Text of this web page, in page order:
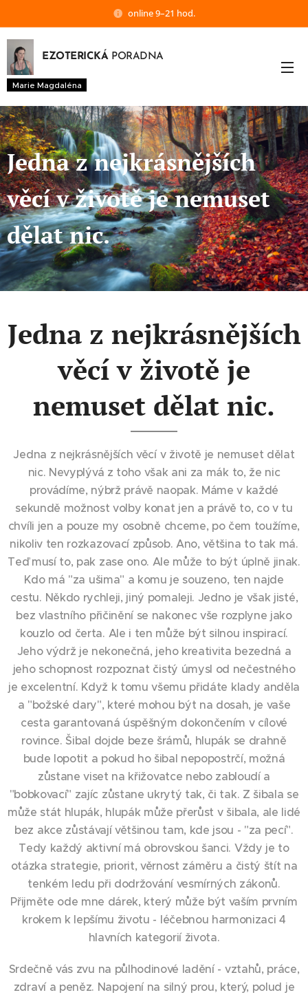
online 9–21 hod.
EZOTERICKÁPORADNA
Marie Magdaléna
Jedna z nejkrásnějších
věcí v životě je nemuset
dělat nic.
Jedna z nejkrásnějších
věcí v životě je
nemuset dělat nic.
Jedna z nejkrásnějších věcí v životě je nemuset dělat
nic. Nevyplývá z toho však ani za mák to, že nic
provádíme, nýbrž právě naopak. Máme v každé
sekundě možnost volby konat jen a právě to, co v tu
chvíli jen a pouze my osobně chceme, po čem toužíme,
nikoliv ten rozkazovací způsob. Ano, většina to tak má.
Teď musí to, pak zase ono. Ale může to být úplně jinak.
Kdo má "za ušima" a komu je souzeno, ten najde
cestu. Někdo rychleji, jiný pomaleji. Jedno je však jisté,
bez vlastního přičinění se nakonec vše rozplyne jako
kouzlo od čerta. Ale i ten může být silnou inspirací.
Jeho výdrž je nekonečná, jeho kreativita bezedná a
jeho schopnost rozpoznat čistý úmysl od nečestného
je excelentní. Když k tomu všemu přidáte klady anděla
a "božské dary", které mohou být na dosah, je vaše
cesta garantovaná úspěšným dokončením v cílové
rovince. Šibal dojde beze šrámů, hlupák se drahně
bude lopotit a pokud ho šibal nepopostrčí, možná
zůstane viset na křižovatce nebo zabloudí a
"bobkovací" zajíc zůstane ukrytý tak, či tak. Z šibala se
může stát hlupák, hlupák může přerůst v šibala, ale lidé
bez akce zůstávají většinou tam, kde jsou - "za pecí".
Tedy každý aktivní má obrovskou šanci. Vždy je to
otázka strategie, priorit, věrnost záměru a čistý štít na
tenkém ledu při dodržování vesmírných zákonů.
Přijměte ode mne dárek, který může být vaším prvním
krokem k lepšímu životu - léčebnou harmonizaci 4
hlavních kategorií života.
Srdečně vás zvu na půlhodinové ladění - vztahů, práce,
zdraví a peněz. Napojení na silný prou, který, polud je